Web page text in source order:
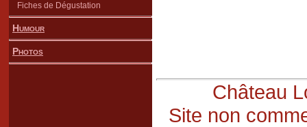
Fiches de Dégustation
Humour
Photos
Château
Site non